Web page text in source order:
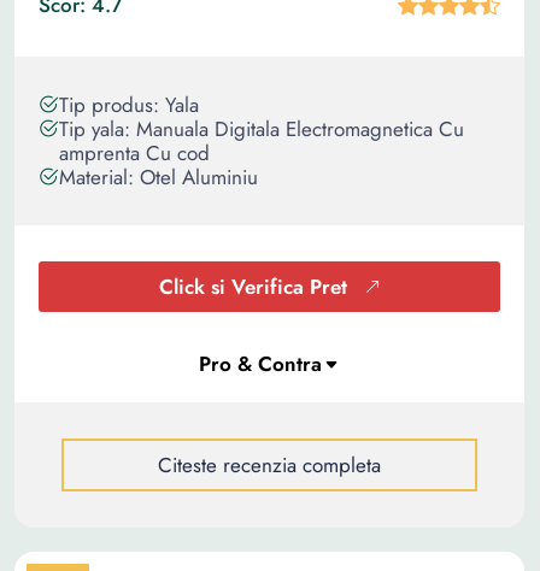
Tip produs: Yala
Tip yala: Manuala Digitala Electromagnetica Cu
amprenta Cu cod
Material: Otel Aluminiu
Click si Verifica Pret
Citeste recenzia completa